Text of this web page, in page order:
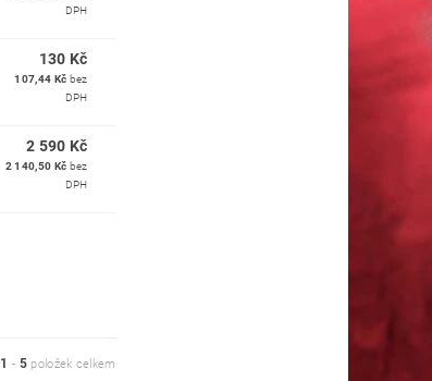
DPH
130 Kč
107,44 Kč bez
DPH
2 590 Kč
2 140,50 Kč bez
DPH
1 - 5položek celkem